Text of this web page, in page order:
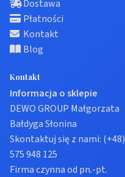
Dostawa
Płatności
Kontakt
Blog
Kontakt
Informacja o sklepie
DEWO GROUP Małgorzata
Bałdyga Słonina
Skontaktuj się z nami: (+48)
575 948 125
Firma czynna od pn.-pt.